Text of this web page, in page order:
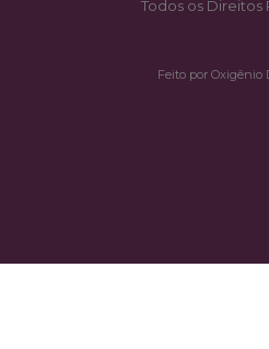
Todos os Direitos
Feito por Oxigênio